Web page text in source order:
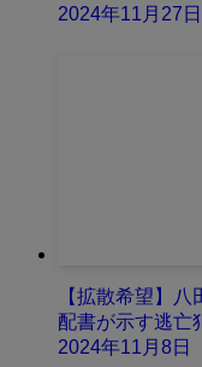
2024年11月27日
【拡散希望】
配書が示す逃亡
2024年11月8日